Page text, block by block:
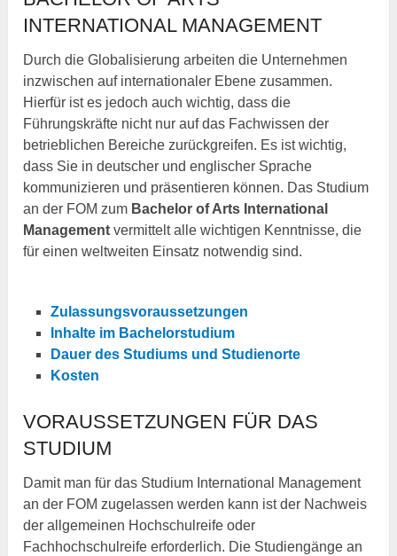
INTERNATIONAL MANAGEMENT
Durch die Globalisierung arbeiten die Unternehmen
inzwischen auf internationaler Ebene zusammen.
Hierfür ist es jedoch auch wichtig, dass die
Führungskräfte nicht nur auf das Fachwissen der
betrieblichen Bereiche zurückgreifen. Es ist wichtig,
dass Sie in deutscher und englischer Sprache
kommunizieren und präsentieren können. Das Studium
an der FOM zum Bachelor of Arts International
Management vermittelt alle wichtigen Kenntnisse, die
für einen weltweiten Einsatz notwendig sind.
Zulassungsvoraussetzungen
Inhalte im Bachelorstudium
Dauer des Studiums und Studienorte
Kosten
VORAUSSETZUNGEN FÜR DAS
STUDIUM
Damit man für das Studium International Management
an der FOM zugelassen werden kann ist der Nachweis
der allgemeinen Hochschulreife oder
Fachhochschulreife erforderlich. Die Studiengänge an